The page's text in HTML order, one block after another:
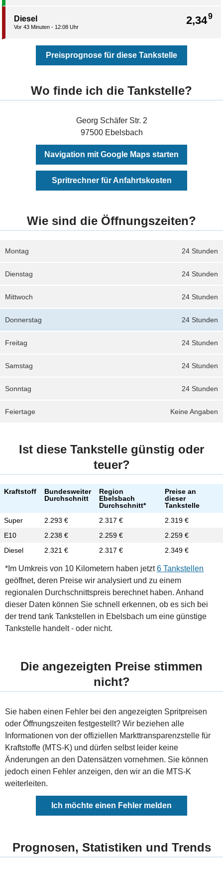
2,349
Diesel
Vor 43 Minuten - 12:08 Uhr
Preisprognose für diese Tankstelle
Wo finde ich die Tankstelle?
Georg Schäfer Str. 2
97500 Ebelsbach
Navigation mit Google Maps starten
Spritrechner für Anfahrtskosten
Wie sind die Öffnungszeiten?
24 Stunden
Montag
24 Stunden
Dienstag
24 Stunden
Mittwoch
24 Stunden
Donnerstag
24 Stunden
Freitag
24 Stunden
Samstag
24 Stunden
Sonntag
Keine Angaben
Feiertage
Ist diese Tankstelle günstig oder
teuer?
Kraftstoff
Bundesweiter
Durchschnitt
Region
Ebelsbach
Durchschnitt*
Preise an
dieser
Tankstelle
Super
2.293 € 2.317 €
2.319 €
E10
2.238 € 2.259 €
2.259 €
Diesel
2.321 € 2.317 € 2.349 €
*Im Umkreis von 10 Kilometern haben jetzt6 Tankstellen
geöffnet, deren Preise wir analysiert und zu einem
regionalen Durchschnittspreis berechnet haben. Anhand
dieser Daten können Sie schnell erkennen, ob es sich bei
der trend tank Tankstellen in Ebelsbach um eine günstige
Tankstelle handelt - oder nicht.
Die angezeigten Preise stimmen
nicht?
Sie haben einen Fehler bei den angezeigten Spritpreisen
oder Öffnungszeiten festgestellt? Wir beziehen alle
Informationen von der offiziellen Markttransparenzstelle für
Kraftstoffe (MTS-K) und dürfen selbst leider keine
Änderungen an den Datensätzen vornehmen. Sie können
jedoch einen Fehler anzeigen, den wir an die MTS-K
weiterleiten.
Ich möchte einen Fehler melden
Prognosen, Statistiken und Trends